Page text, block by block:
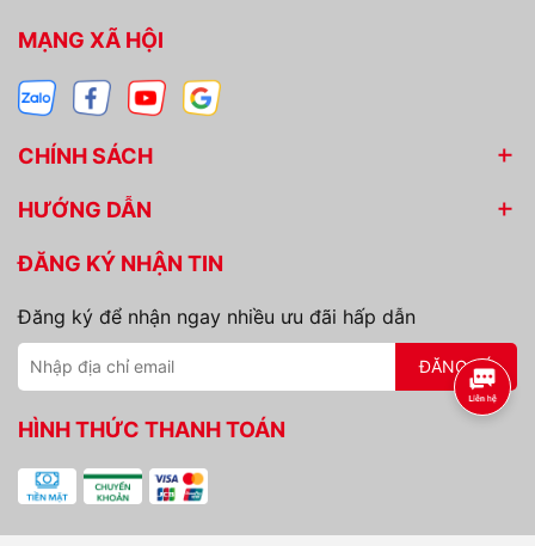
MẠNG XÃ HỘI
CHÍNH SÁCH
HƯỚNG DẪN
ĐĂNG KÝ NHẬN TIN
Đăng ký để nhận ngay nhiều ưu đãi hấp dẫn
ĐĂNG KÝ
HÌNH THỨC THANH TOÁN